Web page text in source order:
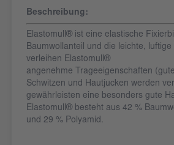
Beschreibung:
Elastomull® ist eine elastische
Baumwollanteil und die leichte,
verleihen Elastomull®
angenehme Trageeigenschaften
Schwitzen und Hautjucken werden
gewährleisten eine besonders gute
Elastomull® besteht aus 42 %
und 29 % Polyamid.